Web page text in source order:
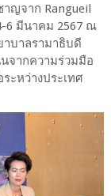
ญจาก Rangueil
6 มีนาคม 2567 ณ
บาลรามาธิบดี
จากความร่วมมือ
ะหว่างประเทศ